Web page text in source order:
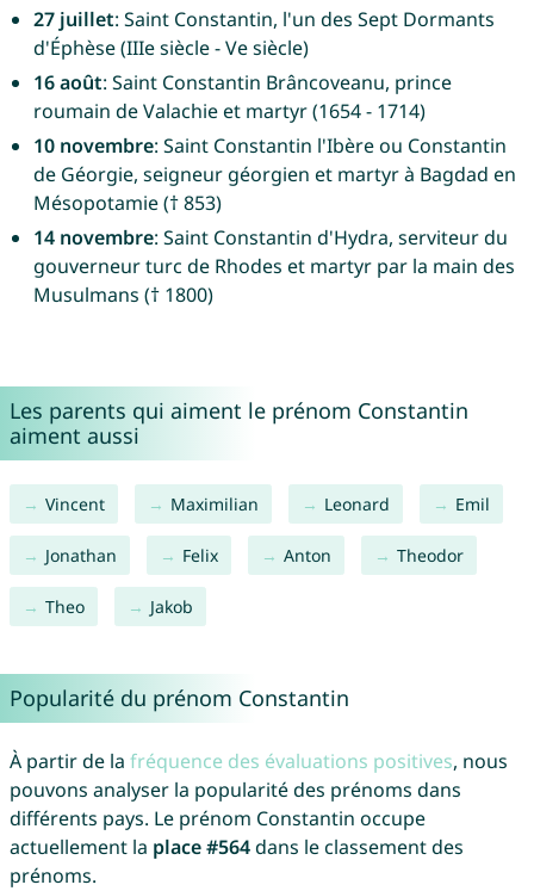
27 juillet: Saint Constantin, l'un des Sept Dormants
d'Éphèse (IIIe siècle - Ve siècle)
16 août: Saint Constantin Brâncoveanu, prince
roumain de Valachie et martyr (1654 - 1714)
10 novembre: Saint Constantin l'Ibère ou Constantin
de Géorgie, seigneur géorgien et martyr à Bagdad en
Mésopotamie († 853)
14 novembre: Saint Constantin d'Hydra, serviteur du
gouverneur turc de Rhodes et martyr par la main des
Musulmans († 1800)
Les parents qui aiment le prénom Constantin
aiment aussi
Vincent Maximilian Leonard Emil
Jonathan Felix Anton Theodor
Theo Jakob
Popularité du prénom Constantin
À partir de la fréquence des évaluations positives, nous
pouvons analyser la popularité des prénoms dans
différents pays. Le prénom Constantin occupe
actuellement la place #564dans le classement des
prénoms.